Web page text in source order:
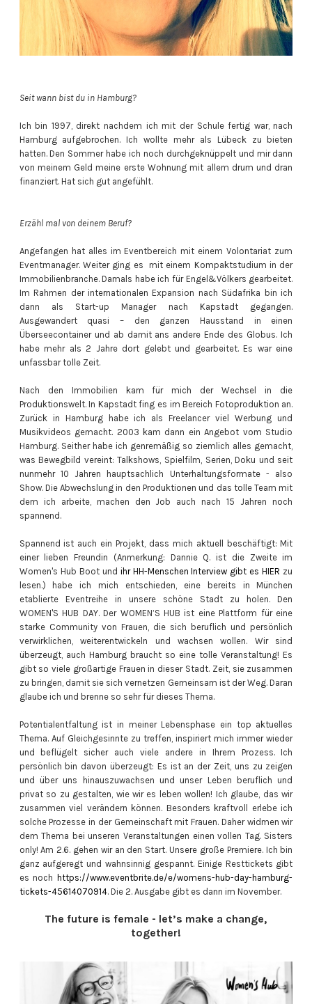
Seit wann bist du in Hamburg?
Ich bin 1997, direkt nachdem ich mit der Schule fertig war, nach
Hamburg aufgebrochen. Ich wollte mehr als Lübeck zu bieten
hatten. Den Sommer habe ich noch durchgeknüppelt und mir dann
von meinem Geld meine erste Wohnung mit allem drum und dran
finanziert. Hat sich gut angefühlt.
Erzähl mal von deinem Beruf?
Angefangen hat alles im Eventbereich mit einem Volontariat zum
Eventmanager. Weiter ging es mit einem Kompaktstudium in der
Immobilienbranche. Damals habe ich für Engel&Völkers gearbeitet.
Im Rahmen der internationalen Expansion nach Südafrika bin ich
dann als Start-up Manager nach Kapstadt gegangen.
Ausgewandert quasi – den ganzen Hausstand in einen
Überseecontainer und ab damit ans andere Ende des Globus. Ich
habe mehr als 2 Jahre dort gelebt und gearbeitet. Es war eine
unfassbar tolle Zeit.
Nach den Immobilien kam für mich der Wechsel in die
Produktionswelt. In Kapstadt fing es im Bereich Fotoproduktion an.
Zurück in Hamburg habe ich als Freelancer viel Werbung und
Musikvideos gemacht. 2003 kam dann ein Angebot vom Studio
Hamburg. Seither habe ich genremäßig so ziemlich alles gemacht,
was Bewegbild vereint: Talkshows, Spielfilm, Serien, Doku und seit
nunmehr 10 Jahren hauptsachlich Unterhaltungsformate - also
Show. Die Abwechslung in den Produktionen und das tolle Team mit
dem ich arbeite, machen den Job auch nach 15 Jahren noch
spannend.
Spannend ist auch ein Projekt, dass mich aktuell beschäftigt: Mit
einer lieben Freundin (Anmerkung: Dannie Q. ist die Zweite im
Women's Hub Boot und ihr HH-Menschen Interview gibt es HIER zu
lesen.) habe ich mich entschieden, eine bereits in München
etablierte Eventreihe in unsere schöne Stadt zu holen. Den
WOMEN'S HUB DAY. Der WOMEN’S HUB ist eine Plattform für eine
starke Community von Frauen, die sich beruflich und persönlich
verwirklichen, weiterentwickeln und wachsen wollen. Wir sind
überzeugt, auch Hamburg braucht so eine tolle Veranstaltung! Es
gibt so viele großartige Frauen in dieser Stadt. Zeit, sie zusammen
zu bringen, damit sie sich vernetzen Gemeinsam ist der Weg. Daran
glaube ich und brenne so sehr für dieses Thema.
Potentialentfaltung ist in meiner Lebensphase ein top aktuelles
Thema. Auf Gleichgesinnte zu treffen, inspiriert mich immer wieder
und beflügelt sicher auch viele andere in Ihrem Prozess. Ich
persönlich bin davon überzeugt: Es ist an der Zeit, uns zu zeigen
und über uns hinauszuwachsen und unser Leben beruflich und
privat so zu gestalten, wie wir es leben wollen! Ich glaube, das wir
zusammen viel verändern können. Besonders kraftvoll erlebe ich
solche Prozesse in der Gemeinschaft mit Frauen. Daher widmen wir
dem Thema bei unseren Veranstaltungen einen vollen Tag. Sisters
only! Am 2.6. gehen wir an den Start. Unsere große Premiere. Ich bin
ganz aufgeregt und wahnsinnig gespannt. Einige Resttickets gibt
es noch https://www.eventbrite.de/e/womens-hub-day-hamburg-
tickets-45614070914. Die 2. Ausgabe gibt es dann im November.
The future is female - let’s make a change,
together!